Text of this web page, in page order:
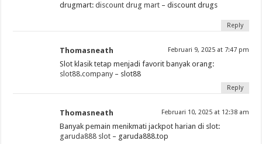
drugmart:discount drug mart – discount drugs
Reply
Thomasneath Februari 9, 2025 at 7:47 pm
Slot klasik tetap menjadi favorit banyak orang:
slot88.company – slot88
Reply
Thomasneath Februari 10, 2025 at 12:38 am
Banyak pemain menikmati jackpot harian di slot:
garuda888 slot – garuda888.top